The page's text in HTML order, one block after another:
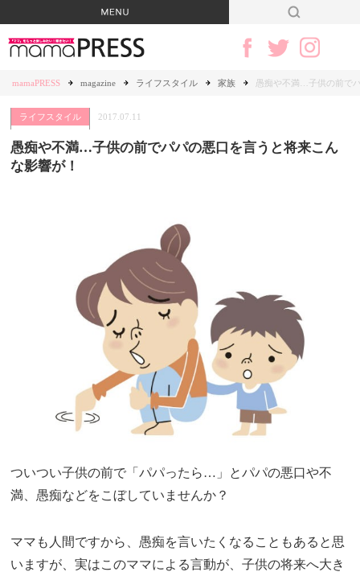
mamaPRESS magazine ライフスタイル 家族 愚痴や不満…子供の前で
ライフスタイル 2017.07.11
愚痴や不満…子供の前でパパの悪口を言うと将来こん
な影響が！
ついつい子供の前で「パパったら…」とパパの悪口や不
満、愚痴などをこぼしていませんか？
ママも人間ですから、愚痴を言いたくなることもあると思
いますが、実はこのママによる言動が、子供の将来へ大き